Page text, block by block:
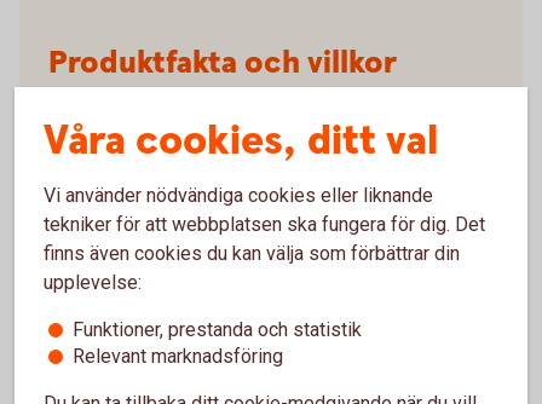
Produktfakta och villkor
kort (pdf)
Anmäl skada
Våra cookies, ditt val
Vi använder nödvändiga cookies eller liknande
tekniker för att webbplatsen ska fungera för dig. Det
finns även cookies du kan välja som förbättrar din
upplevelse:
Funktioner, prestanda och statistik
Relevant marknadsföring